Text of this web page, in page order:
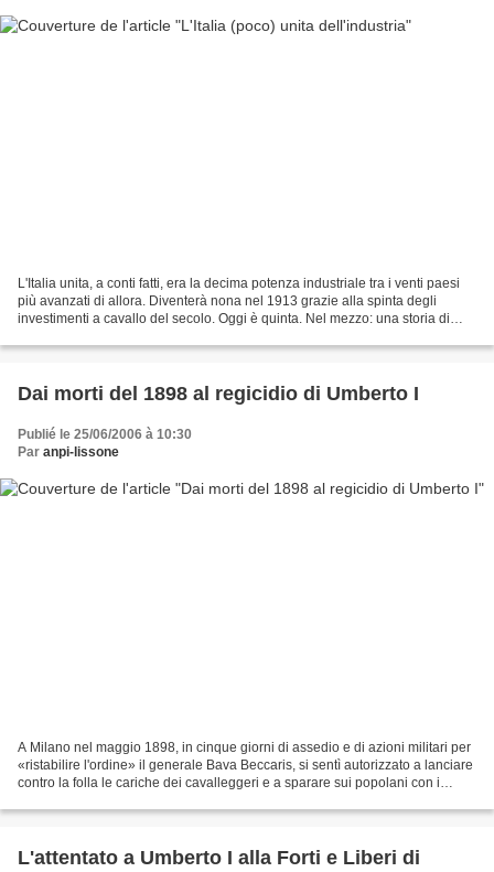
L'Italia unita, a conti fatti, era la decima potenza industriale tra i venti paesi
più avanzati di allora. Diventerà nona nel 1913 grazie alla spinta degli
investimenti a cavallo del secolo. Oggi è quinta. Nel mezzo: una storia di
Dai morti del 1898 al regicidio di Umberto I
Publié le 25/06/2006 à 10:30
Par anpi-lissone
A Milano nel maggio 1898, in cinque giorni di assedio e di azioni militari per
«ristabilire l'ordine» il generale Bava Beccaris, si sentì autorizzato a lanciare
contro la folla le cariche dei cavalleggeri e a sparare sui popolani con i
L'attentato a Umberto I alla Forti e Liberi di